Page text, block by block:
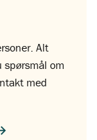
Alt
spørsmål om
med